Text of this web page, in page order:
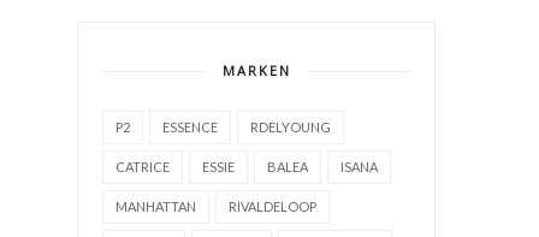
MARKEN
P2 ESSENCE RDELYOUNG
CATRICE ESSIE BALEA ISANA
MANHATTAN RIVALDELOOP